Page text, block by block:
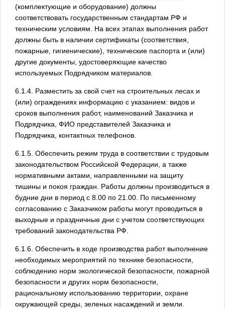
(комплектующие и оборудование) должны
соответствовать государственным стандартам РФ и
техническим условиям. На всех этапах выполнения работ
должны быть в наличии сертификаты (соответствия,
пожарные, гигиенические), технические паспорта и (или)
другие документы, удостоверяющие качество
используемых Подрядчиком материалов.
6.1.4. Разместить за свой счет на строительных лесах и
(или) ограждениях информацию с указанием: видов и
сроков выполнения работ, наименований Заказчика и
Подрядчика, ФИО представителей Заказчика и
Подрядчика, контактных телефонов.
6.1.5. Обеспечить режим труда в соответствии с трудовым
законодательством Российской Федерации, а также
нормативными актами, направленными на защиту
тишины и покоя граждан. Работы должны производиться в
будние дни в период с 8.00 по 21.00. По письменному
согласованию с Заказчиком работы могут проводиться в
выходные и праздничные дни с учетом соответствующих
требований законодательства РФ.
6.1.6. Обеспечить в ходе производства работ выполнение
необходимых мероприятий по технике безопасности,
соблюдению норм экологической безопасности, пожарной
безопасности и других норм безопасности,
рациональному использованию территории, охране
окружающей среды, зеленых насаждений и земли.